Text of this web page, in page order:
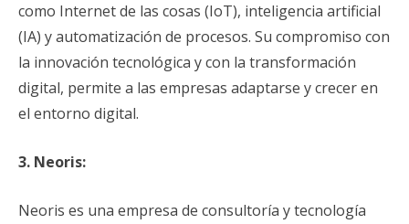
como Internet de las cosas (IoT), inteligencia artificial
(IA) y automatización de procesos. Su compromiso con
la innovación tecnológica y con la transformación
digital, permite a las empresas adaptarse y crecer en
el entorno digital.
3. Neoris:
Neoris es una empresa de consultoría y tecnología